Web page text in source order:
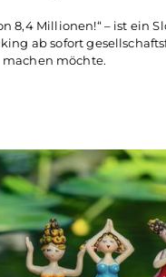
8,4 Millionen!“ – ist ein
ab sofort
machen möchte.